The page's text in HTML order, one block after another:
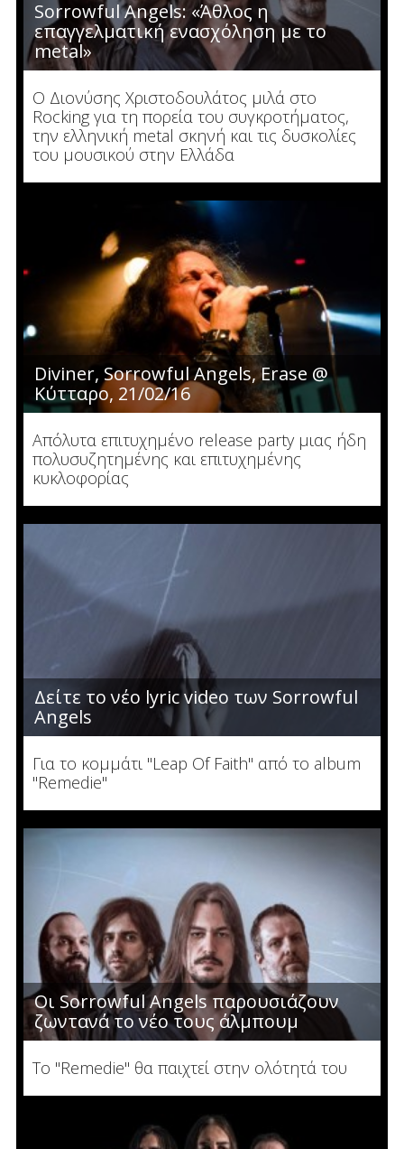
Sorrowful Angels: «Άθλος η
επαγγελματική ενασχόληση με το
metal»
O Διονύσης Χριστοδουλάτος μιλά στο
Rocking για τη πορεία του συγκροτήματος,
την ελληνική metal σκηνή και τις δυσκολίες
του μουσικού στην Ελλάδα
Diviner, Sorrowful Angels, Erase @
Κύτταρο, 21/02/16
Απόλυτα επιτυχημένο release party μιας ήδη
πολυσυζητημένης και επιτυχημένης
κυκλοφορίας
Δείτε το νέο lyric video των Sorrowful
Angels
Για το κομμάτι "Leap Of Faith" από το album
"Remedie"
Οι Sorrowful Angels παρουσιάζουν
ζωντανά το νέο τους άλμπουμ
Το "Remedie" θα παιχτεί στην ολότητά του